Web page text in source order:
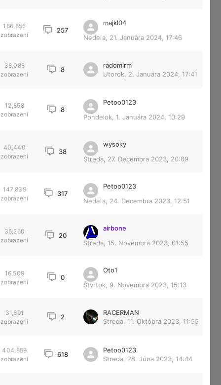
186,855
zobrazení
257
majkl04
Nedeľa, 21. Januára 2024, 17:46
38,088
zobrazení
8
radomirm
Utorok, 2. Januára 2024, 17:41
12,858
zobrazení
8
Petoo0123
Pondelok, 1. Januára 2024, 10:29
40,440
zobrazení
38
wysoky
Streda, 27. Decembra 2023, 20:09
147,839
zobrazení
317
Petoo0123
Nedeľa, 24. Decembra 2023, 12:51
35,260
zobrazení
20
airbone
Streda, 15. Novembra 2023, 01:55
16,509
zobrazení
0
Oto1
Štvrtok, 9. Novembra 2023, 15:13
31,891
zobrazení
2
RACERMAN
Streda, 11. Októbra 2023, 11:55
404,859
zobrazení
618
Petoo0123
Streda, 28. Júna 2023, 14:44